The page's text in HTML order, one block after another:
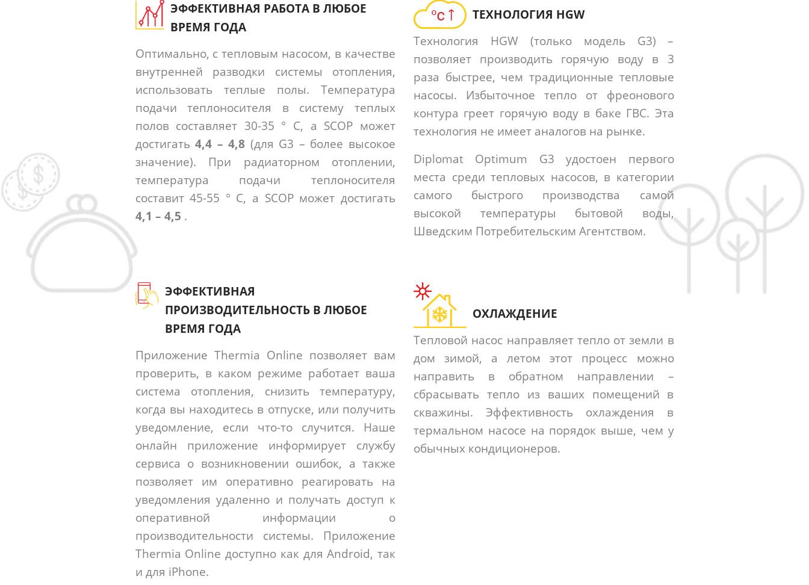
ЭФФЕКТИВНАЯ РАБОТА В ЛЮБОЕ
ВРЕМЯ ГОДА
Оптимально, с тепловым насосом, в качестве
внутренней разводки системы отопления,
использовать теплые полы. Температура
подачи теплоносителя в систему теплых
полов составляет 30-35 ° C, а SCOP может
достигать 4,4 – 4,8 (для G3 – более высокое
значение). При радиаторном отоплении,
температура подачи теплоносителя
составит 45-55 ° C, а SCOP может достигать
4,1 – 4,5 .
ТЕХНОЛОГИЯ HGW
Технология HGW (только модель G3) –
позволяет производить горячую воду в 3
раза быстрее, чем традиционные тепловые
насосы. Избыточное тепло от фреонового
контура греет горячую воду в баке ГВС. Эта
технология не имеет аналогов на рынке.
Diplomat Optimum G3 удостоен первого
места среди тепловых насосов, в категории
самого быстрого производства самой
высокой температуры бытовой воды,
Шведским Потребительским Агентством.
ЭФФЕКТИВНАЯ
ПРОИЗВОДИТЕЛЬНОСТЬ В ЛЮБОЕ
ВРЕМЯ ГОДА
Приложение Thermia Online позволяет вам
проверить, в каком режиме работает ваша
система отопления, снизить температуру,
когда вы находитесь в отпуске, или получить
уведомление, если что-то случится. Наше
онлайн приложение информирует службу
сервиса о возникновении ошибок, а также
позволяет им оперативно реагировать на
уведомления удаленно и получать доступ к
оперативной информации о
производительности системы. Приложение
Thermia Online доступно как для Android, так
и для iPhone.
ОХЛАЖДЕНИЕ
Тепловой насос направляет тепло от земли в
дом зимой, а летом этот процесс можно
направить в обратном направлении –
сбрасывать тепло из ваших помещений в
скважины. Эффективность охлаждения в
термальном насосе на порядок выше, чем у
обычных кондиционеров.